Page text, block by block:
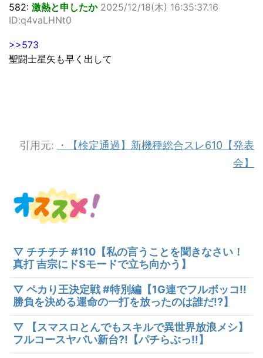
582: 激熱と申したか 2025/12/18(木) 16:35:37.16
ID:q4vaLHNt0
>>573
聖闘士星矢も早く出して
引用元:
・【検定通過】新機種総合スレ610【発表
会】
▽ チチチチ #110【私の言うことを聞きなさい！
真打 吉宗にドSモードで立ち向かう】
▽ ペカり王決定戦 #特別編【1G連でフルボッコ!!
勝負を決める運命の一打を放ったのは誰だ!?】
▽ 【スマスロとんでもスキルで異世界放浪メシ】
フルコースヤバい新台?!【パチらぶっ!!】